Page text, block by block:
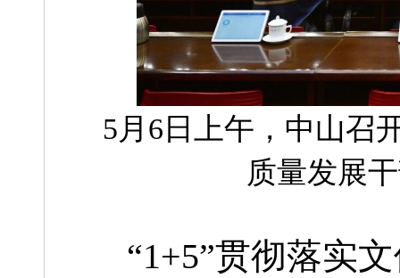
5月6日上午，中山召
质量发展
“1+5”贯彻落实